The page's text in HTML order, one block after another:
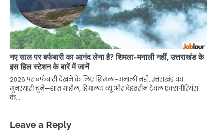
नए साल पर बर्फबारी का आनंद लेना है? शिमला-मनाली नहीं, उत्तराखंड के
इस हिल स्टेशन के बारें में जानें
2026 पर बर्फबारी देखने के लिए शिमला-मनाली नहीं, उत्तराखंड का
मुनस्यारी चुनें—शांत माहौल, हिमालय व्यू और बेहतरीन ट्रैवल एक्सपीरियंस
के…
Leave a Reply